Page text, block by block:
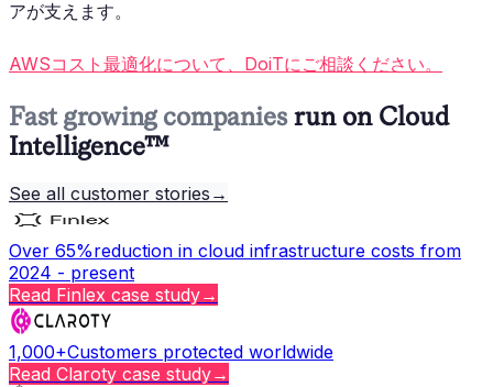
アが支えます。
AWSコスト最適化について、DoiTにご相談ください。
Fast growing companies run on Cloud
Intelligence™
See all customer stories →
Over 65%reduction in cloud infrastructure costs from
2024 - present
Read Finlex case study→
1,000+Customers protected worldwide
Read Claroty case study→